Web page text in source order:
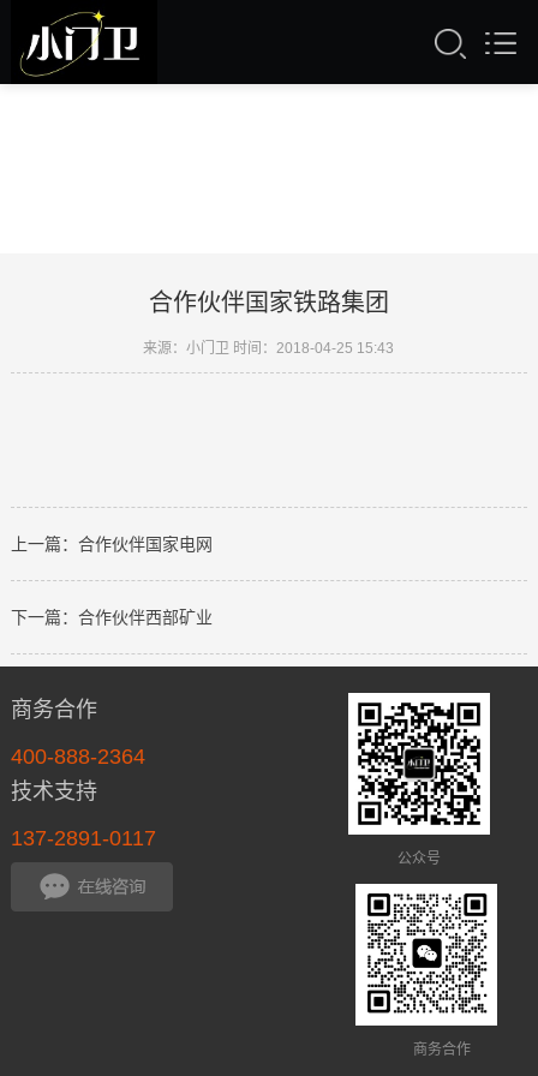
合作伙伴国家铁路集团
来源：小门卫 时间：2018-04-25 15:43
上一篇：合作伙伴国家电网
下一篇：合作伙伴西部矿业
商务合作
400-888-2364
技术支持
137-2891-0117
公众号
商务合作